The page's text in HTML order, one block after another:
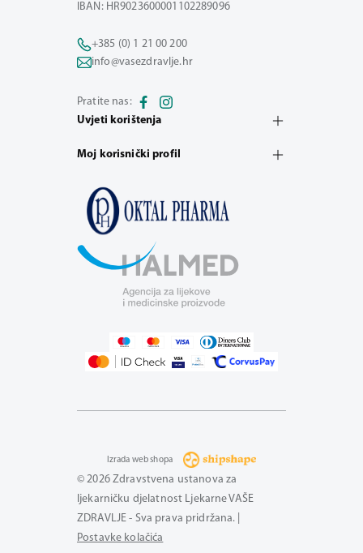
IBAN: HR9023600001102289096
+385 (0) 1 21 00 200
info@vasezdravlje.hr
Pratite nas:
Uvjeti korištenja
Moj korisnički profil
© 2026 Zdravstvena ustanova za
ljekarničku djelatnost Ljekarne VAŠE
ZDRAVLJE - Sva prava pridržana. |
Postavke kolačića
Izrada web shopa